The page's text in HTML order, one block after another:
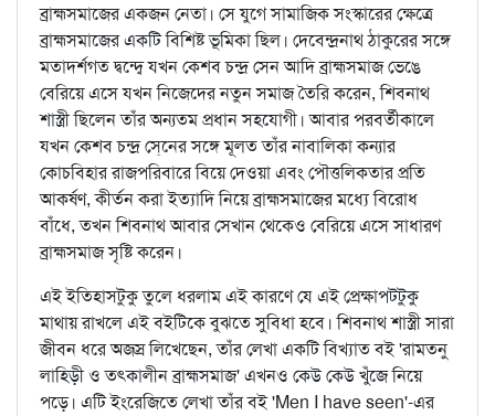
ব্রাহ্মসমাজের একজন নেতা। সে যুগে সামাজিক সংস্কারের ক্ষেত্রে
ব্রাহ্মসমাজের একটি বিশিষ্ট ভূমিকা ছিল। দেবেন্দ্রনাথ ঠাকুরের সঙ্গে
মতাদর্শগত দ্বন্দ্বে যখন কেশব চন্দ্র সেন আদি ব্রাহ্মসমাজ ভেঙে
বেরিয়ে এসে যখন নিজেদের নতুন সমাজ তৈরি করেন, শিবনাথ
শাস্ত্রী ছিলেন তাঁর অন্যতম প্রধান সহযোগী। আবার পরবর্তীকালে
যখন কেশব চন্দ্র সে্নের সঙ্গে মূলত তাঁর নাবালিকা কন্যার
কোচবিহার রাজপরিবারে বিয়ে দেওয়া এবং পৌত্তলিকতার প্রতি
আকর্ষণ, কীর্তন করা ইত্যাদি নিয়ে ব্রাহ্মসমাজের মধ্যে বিরোধ
বাঁধে, তখন শিবনাথ আবার সেখান থেকেও বেরিয়ে এসে সাধারণ
ব্রাহ্মসমাজ সৃষ্টি করেন।
এই ইতিহাসটুকু তুলে ধরলাম এই কারণে যে এই প্রেক্ষাপটটুকু
মাথায় রাখলে এই বইটিকে বুঝতে সুবিধা হবে। শিবনাথ শাস্ত্রী সারা
জীবন ধরে অজস্র লিখেছেন, তাঁর লেখা একটি বিখ্যাত বই 'রামতনু
লাহিড়ী ও তৎকালীন ব্রাহ্মসমাজ' এখনও কেউ কেউ খুঁজে নিয়ে
পড়ে। এটি ইংরেজিতে লেখা তাঁর বই 'Men I have seen'-এর